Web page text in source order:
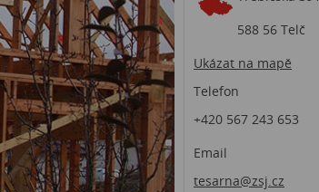
588 56 Telč
Ukázat na mapě
Telefon
+420 567 243 653
Email
tesarna@zsj.cz